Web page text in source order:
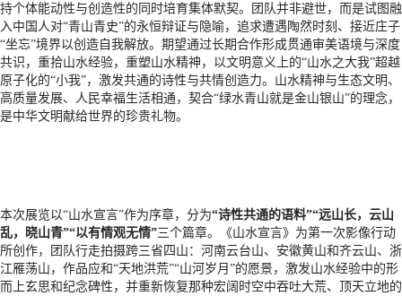
持个体能动性与创造性的同时培育集体默契。团队并非避世，而是试图融
入中国人对“青山青史”的永恒辩证与隐喻，追求遭遇陶然时刻、接近庄子
“坐忘”境界以创造自我解放。期望通过长期合作形成贯通审美语境与深度
共识，重拾山水经验，重塑山水精神，以文明意义上的“山水之大我”超越
原子化的“小我”，激发共通的诗性与共情创造力。山水精神与生态文明、
高质量发展、人民幸福生活相通，契合“绿水青山就是金山银山”的理念，
是中华文明献给世界的珍贵礼物。
本次展览以“山水宣言”作为序章，分为“诗性共通的语料”“远山长，云山
乱，晓山青”“以有情观无情”三个篇章。《山水宣言》为第一次影像行动
所创作，团队行走拍摄跨三省四山：河南云台山、安徽黄山和齐云山、浙
江雁荡山，作品应和“天地洪荒”“山河岁月”的愿景，激发山水经验中的形
而上玄思和纪念碑性，并重新恢复那种宏阔时空中吞吐大荒、顶天立地的